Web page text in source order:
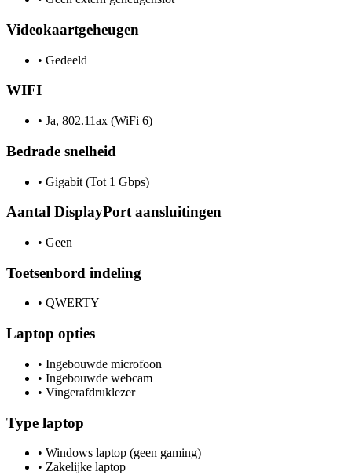
Videokaartgeheugen
• Gedeeld
WIFI
• Ja, 802.11ax (WiFi 6)
Bedrade snelheid
• Gigabit (Tot 1 Gbps)
Aantal DisplayPort aansluitingen
• Geen
Toetsenbord indeling
• QWERTY
Laptop opties
• Ingebouwde microfoon
• Ingebouwde webcam
• Vingerafdruklezer
Type laptop
• Windows laptop (geen gaming)
• Zakelijke laptop